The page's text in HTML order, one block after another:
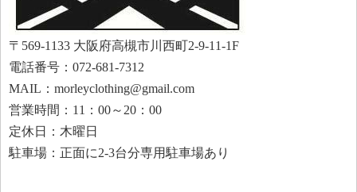
〒569-1133 大阪府高槻市川西町2-9-11-1F
電話番号：072-681-7312
MAIL：morleyclothing@gmail.com
営業時間：11：00～20：00
定休日：木曜日
駐車場：正面に2-3台分専用駐車場あり